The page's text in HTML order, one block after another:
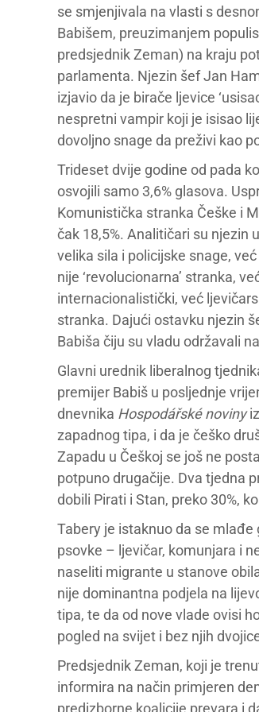
se smjenjivala na vlasti s
Babišem, preuzimanjem
predsjednik Zeman) na kraju
parlamenta. Njezin šef Jan
izjavio da je birače ljevice
nespretni vampir koji je isisao
dovoljno snage da preživi kao
Trideset dvije godine od pada
osvojili samo 3,6% glasova.
Komunistička stranka Češke i
čak 18,5%. Analitičari su njezin
velika sila i policijske snage,
nije ‘revolucionarna’ stranka,
internacionalistički, već
stranka. Dajući ostavku njezin
Babiša čiju su vladu održavali
Glavni urednik liberalnog
premijer Babiš u posljednje
dnevnika Hospodářské noviny
zapadnog tipa, i da je češko
Zapadu u Češkoj se još ne
potpuno drugačije. Dva tjedna
dobili Pirati i Stan, preko 30%,
Tabery je istaknuo da se
psovke – ljevičar, komunjara i
naseliti migrante u stanove
nije dominantna podjela na
tipa, te da od nove vlade ovisi
pogled na svijet i bez njih
Predsjednik Zeman, koji je
informira na način primjeren
predizborne koalicije prevara i